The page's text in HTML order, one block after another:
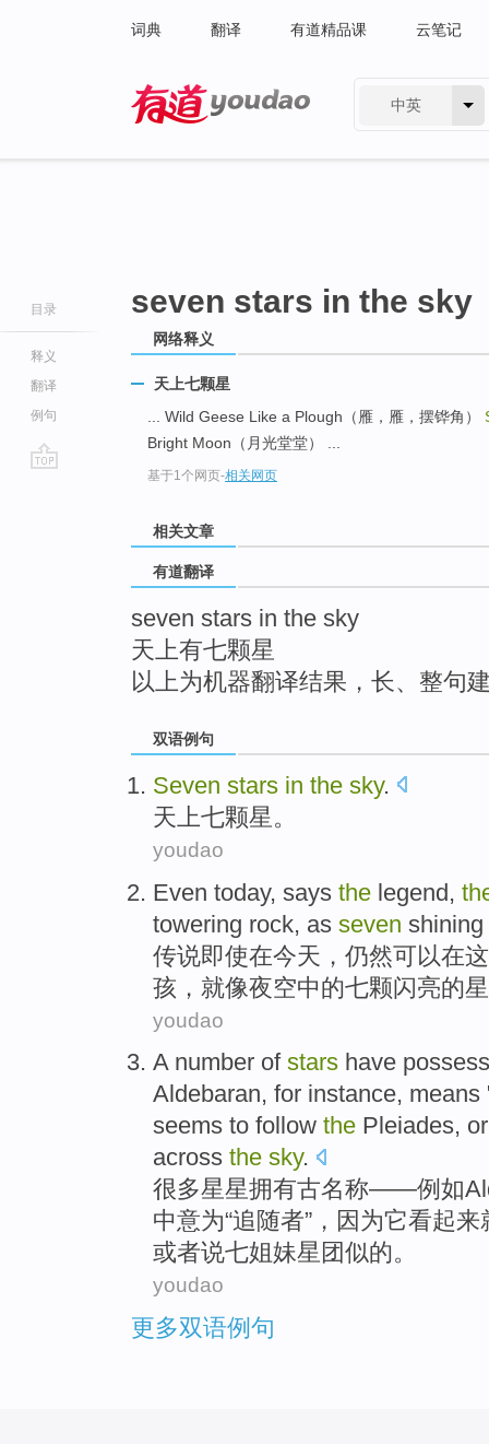
词典 翻译 有道精品课 云笔记
中英
目录
释义
翻译
例句
seven stars in the sky
网络释义
天上七颗星
... Wild Geese Like a Plough（雁，雁，摆铧角）
Bright Moon（月光堂堂） ...
基于1个网页-相关网页
相关文章
有道翻译
seven stars in the sky
天上有七颗星
以上为机器翻译结果，长、整句
双语例句
Seven stars in the sky.
天上七颗星。
youdao
Even today, says the legend,
towering rock, as seven shining
传说即使在今天 ，仍然可以在
孩 ， 就像夜空中的七颗闪亮的
youdao
A number of stars have
Aldebaran, for instance, means
seems to follow the Pleiades, or
across the sky.
很多星星拥有古名称——例如
中意为“追随者”， 因为它看起来
或者说七姐妹星团似的。
youdao
更多双语例句